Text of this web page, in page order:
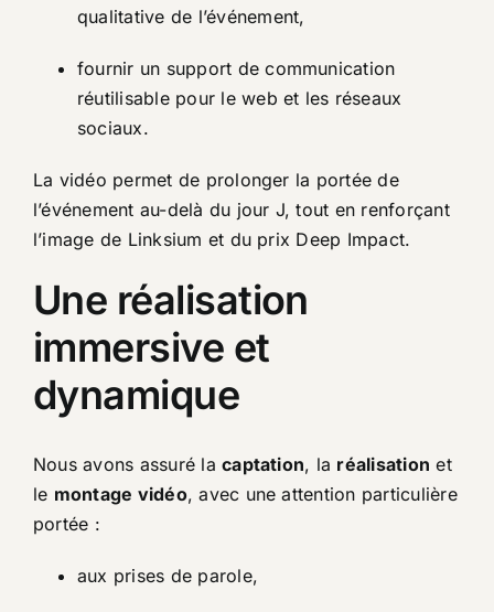
qualitative de l’événement,
fournir un support de communication
réutilisable pour le web et les réseaux
sociaux.
La vidéo permet de prolonger la portée de
l’événement au-delà du jour J, tout en renforçant
l’image de Linksium et du prix Deep Impact.
Une réalisation
immersive et
dynamique
Nous avons assuré lacaptation, la réalisation et
le montage vidéo, avec une attention particulière
portée :
aux prises de parole,